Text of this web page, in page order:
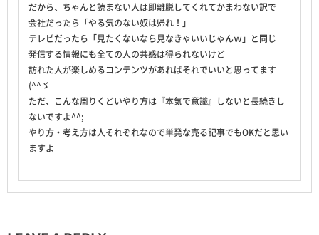
だから、ちゃんと読まない人は即離脱してくれてかまわない訳で
会社だったら「やる気のない奴は帰れ！」
テレビだったら「見たくないなら見なきゃいいじゃんｗ」と同じ
発信する情報にも全ての人の共感は得られないけど
訪れた人が楽しめるコンテンツがあればそれでいいと思ってます
(^^ゞ
ただ、こんな周りくどいやり方は『本気で意識』しないと長続きし
ないですよ^^;
やり方・考え方は人それぞれなので単発な売る記事でもOKだと思い
ますよ